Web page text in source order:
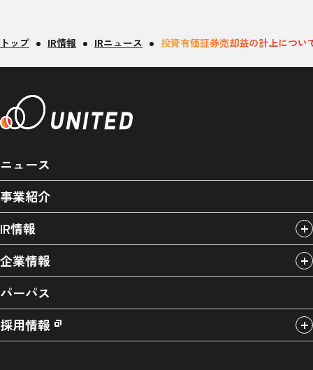
トップ IR情報 IRニュース 投資有価証券売却益の計上につい
ニュース
事業紹介
IR情報
企業情報
パーパス
採用情報